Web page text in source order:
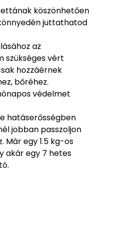
köszönhetően
juttathatod
az
szükséges vért
hozzáérnek
bőréhez.
védelmet
hatáserősségben
jobban passzoljon
Már egy 1.5 kg-os
akár egy 7 hetes